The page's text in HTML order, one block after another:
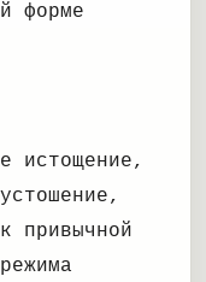
форме
истощение,
привычной